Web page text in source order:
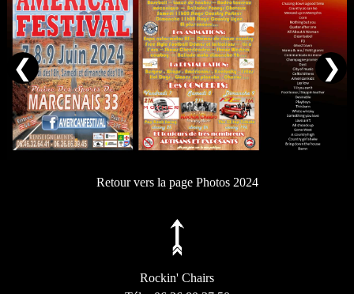
❮ ❯
Retour vers la page Photos 2024
Rockin' Chairs